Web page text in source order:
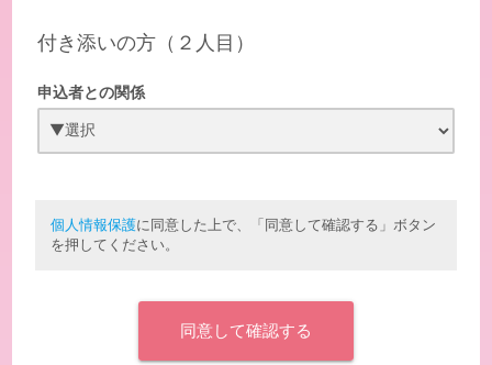
付き添いの方（２人目）
申込者との関係
個人情報保護に同意した上で、「同意して確認する」ボタン
を押してください。